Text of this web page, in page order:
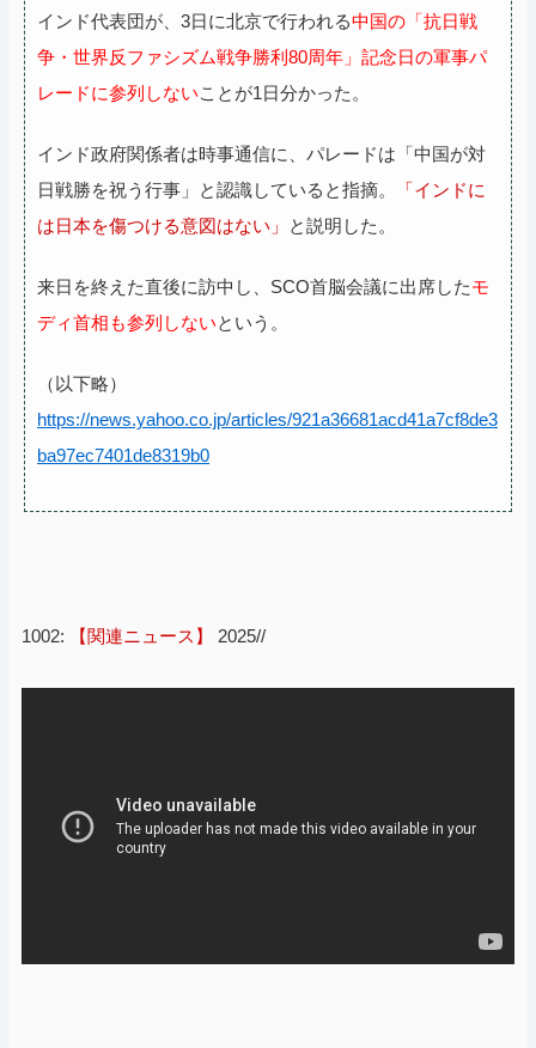
インド代表団が、3日に北京で行われる中国の「抗日戦
争・世界反ファシズム戦争勝利80周年」記念日の軍事パ
レードに参列しないことが1日分かった。
インド政府関係者は時事通信に、パレードは「中国が対
日戦勝を祝う行事」と認識していると指摘。
「インドに
は日本を傷つける意図はない」
と説明した。
来日を終えた直後に訪中し、SCO首脳会議に出席したモ
ディ首相も参列しないという。
（以下略）
https://news.yahoo.co.jp/articles/921a36681acd41a7cf8de3
ba97ec7401de8319b0
1002: 【関連ニュース】 2025//